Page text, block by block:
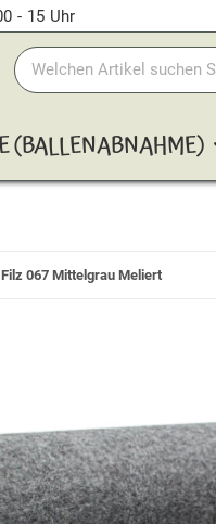
- 15 Uhr
(BALLENABNAHME)
Filz 067 Mittelgrau Meliert